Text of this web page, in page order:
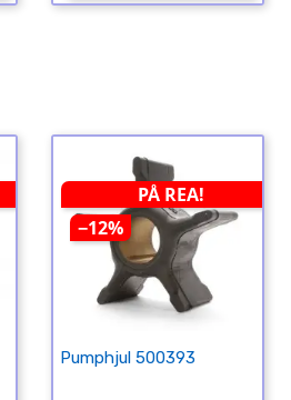
PÅ REA!
−12%
Pumphjul 500393